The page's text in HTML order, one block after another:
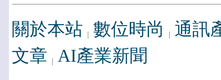
關於本站 數位時尚
通訊
文章 AI產業新聞